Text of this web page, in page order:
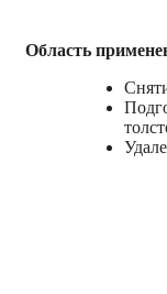
Область